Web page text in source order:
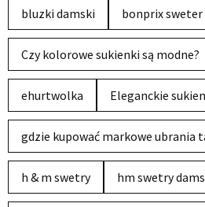
bluzki damski bonprix sweter
Czy kolorowe sukienki są modne?
ehurtwolka Eleganckie
gdzie kupować markowe ubrania
h & m swetry hm swetry